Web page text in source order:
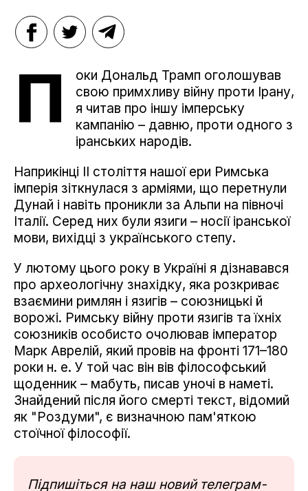
П
оки Дональд Трамп оголошував
свою примхливу війну проти Ірану,
я читав про іншу імперську
кампанію – давню, проти одного з
іранських народів.
Наприкінці II століття нашої ери Римська
імперія зіткнулася з арміями, що перетнули
Дунай і навіть проникли за Альпи на півночі
Італії. Серед них були язиги – носії іранської
мови, вихідці з українського степу.
У лютому цього року в Україні я дізнавався
про археологічну знахідку, яка розкриває
взаємини римлян і язигів – союзницькі й
ворожі. Римську війну проти язигів та їхніх
союзників особисто очолював імператор
Марк Аврелій, який провів на фронті 171–180
роки н. е. У той час він вів філософський
щоденник – мабуть, писав уночі в наметі.
Знайдений після його смерті текст, відомий
як "Роздуми", є визначною пам'яткою
стоїчної філософії.
Підпишіться на наш новий телеграм-